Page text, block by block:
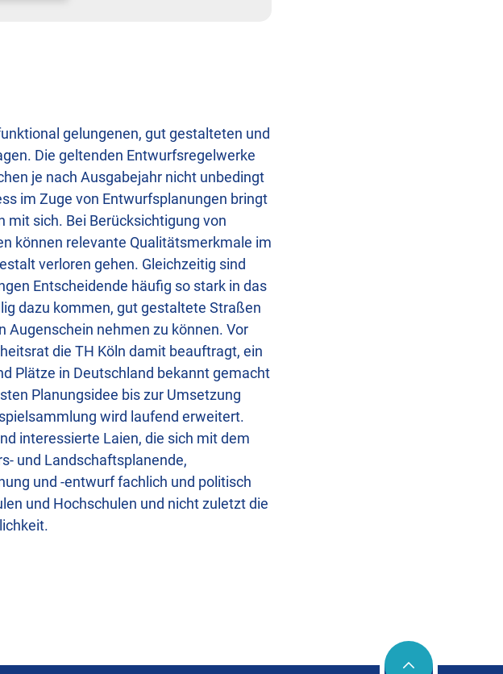
gelungenen, gut gestalteten und
Die geltenden Entwurfsregelwerke
je nach Ausgabejahr nicht unbedingt
im Zuge von Entwurfsplanungen bringt
sich. Bei Berücksichtigung von
können relevante Qualitätsmerkmale im
verloren gehen. Gleichzeitig sind
Entscheidende häufig so stark in das
dazu kommen, gut gestaltete Straßen
Augenschein nehmen zu können. Vor
die TH Köln damit beauftragt, ein
Plätze in Deutschland bekannt gemacht
Planungsidee bis zur Umsetzung
wird laufend erweitert.
interessierte Laien, die sich mit dem
und Landschaftsplanende,
und -entwurf fachlich und politisch
und Hochschulen und nicht zuletzt die